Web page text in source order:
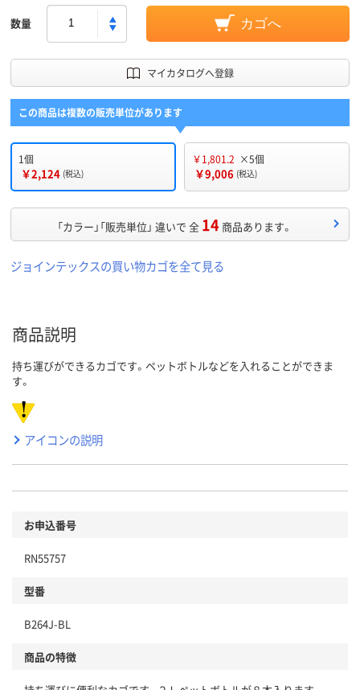
数量 カゴへ
マイカタログへ登録
この商品は複数の販売単位があります
1個
￥2,124 (税込)
￥1,801.2 ×5個
￥9,006 (税込)
「カラー」「販売単位」 違いで 全 14 商品あります。
ジョインテックスの買い物カゴを全て見る
商品説明
持ち運びができるカゴです。ペットボトルなどを入れることができま
す。
アイコンの説明
お申込番号
RN55757
型番
B264J-BL
商品の特徴